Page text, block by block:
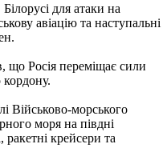
для атаки на
авіацію та наступальні
Росія переміщає сили
кордону.
Військово-морського
моря на півдні
ракетні крейсери та